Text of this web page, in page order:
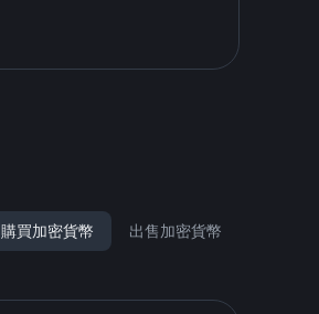
購買加密貨幣 出售加密貨幣